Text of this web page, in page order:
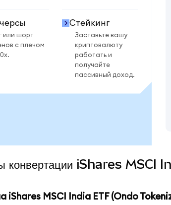
или шорт
с плечом
Стейкинг
Заставьте вашу
криптовалюту
работать и
получайте
пассивный доход.
конвертации iShares
iShares MSCI India ETF (Ondo